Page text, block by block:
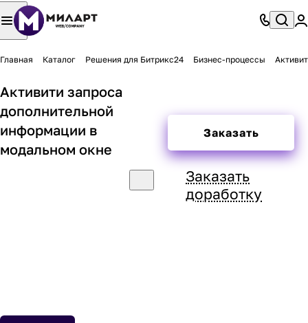
Главная Каталог Решения для Битрикс24 Бизнес-процессы
Активити запроса
дополнительной
информации в
модальном окне
Заказать
Заказать
доработку